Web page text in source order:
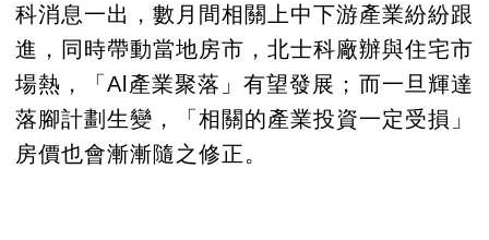
科消息一出，數月間相關上中下游產業紛紛跟
進，同時帶動當地房市，北士科廠辦與住宅市
場熱，「Al產業聚落」有望發展；而一旦輝達
落腳計劃生變，「相關的產業投資一定受損」
房價也會漸漸隨之修正。